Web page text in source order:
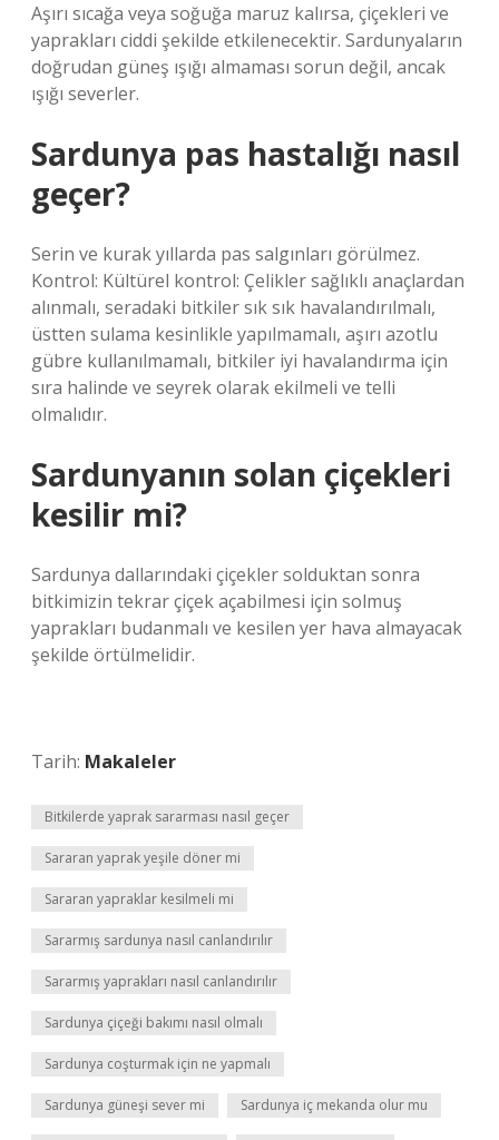
Aşırı sıcağa veya soğuğa maruz kalırsa, çiçekleri ve
yaprakları ciddi şekilde etkilenecektir. Sardunyaların
doğrudan güneş ışığı almaması sorun değil, ancak
ışığı severler.
Sardunya pas hastalığı nasıl
geçer?
Serin ve kurak yıllarda pas salgınları görülmez.
Kontrol: Kültürel kontrol: Çelikler sağlıklı anaçlardan
alınmalı, seradaki bitkiler sık ​​sık havalandırılmalı,
üstten sulama kesinlikle yapılmamalı, aşırı azotlu
gübre kullanılmamalı, bitkiler iyi havalandırma için
sıra halinde ve seyrek olarak ekilmeli ve telli
olmalıdır.
Sardunyanın solan çiçekleri
kesilir mi?
Sardunya dallarındaki çiçekler solduktan sonra
bitkimizin tekrar çiçek açabilmesi için solmuş
yaprakları budanmalı ve kesilen yer hava almayacak
şekilde örtülmelidir.
Tarih: Makaleler
Bitkilerde yaprak sararması nasıl geçer
Sararan yaprak yeşile döner mi
Sararan yapraklar kesilmeli mi
Sararmış sardunya nasıl canlandırılır
Sararmış yaprakları nasıl canlandırılır
Sardunya çiçeği bakımı nasıl olmalı
Sardunya coşturmak için ne yapmalı
Sardunya güneşi sever mi Sardunya iç mekanda olur mu